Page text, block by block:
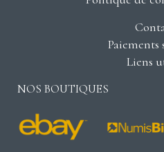
Paiements
Liens
NOS BOUTIQUES